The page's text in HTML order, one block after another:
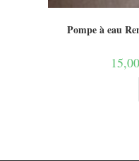
Pompe à eau